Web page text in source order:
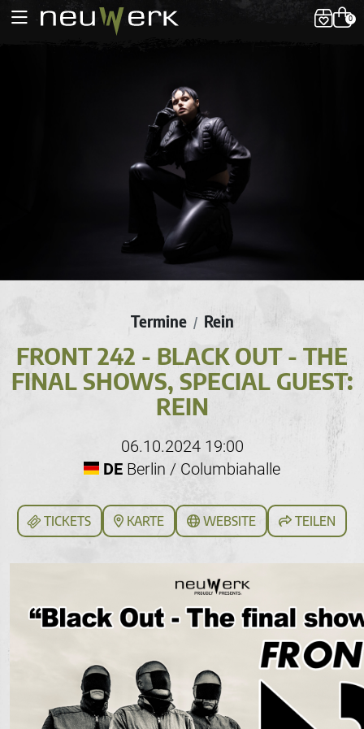
0
Termine / Rein
FRONT 242 - BLACK OUT - THE
FINAL SHOWS, SPECIAL GUEST:
REIN
06.10.2024 19:00
DE Berlin / Columbiahalle
TICKETS KARTE WEBSITE TEILEN